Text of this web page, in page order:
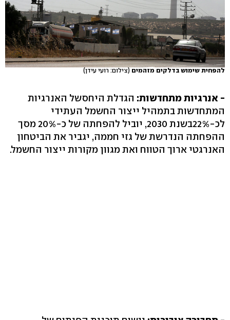
להפחית שימוש בדלקים מזהמים(צילום: רועי עידן)
- אנרגיות מתחדשות: הגדלת היחסשל האנרגיות
המתחדשות בתמהיל ייצור החשמל העתידי
לכ-22%בשנת 2030, יוביל להפחתה של כ-20% מסך
ההפחתה הנדרשת של גזי חממה, יגביר את הביטחון
האנרגטי ארוך הטווח ואת מגוון מקורות ייצור החשמל.